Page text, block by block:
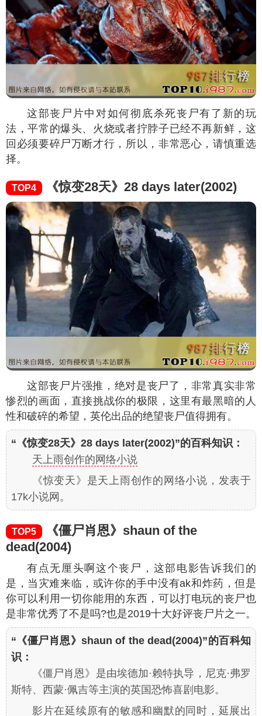
这部丧尸片中对如何彻底杀死丧尸有了新的玩
法，平常的爆头、火烧或者拧脖子已经不再新鲜，这
回必须要碎尸万断才行，所以，非常恶心，请慎重选
择。
TOP4 《惊变28天》28 days later(2002)
这部丧尸片强推，绝对是丧尸了，非常真实非常
惨烈的画面，直接挑战你的极限，这里有最黑暗的人
性和破碎的希望，英伦出品的绝望丧尸值得拥有。
“《惊变28天》28 days later(2002)”的百科知识：
天上雨创作的网络小说
《惊变天》是天上雨创作的网络小说，发表于
17k小说网。
TOP5
《僵尸肖恩》shaun of the
dead(2004)
有点无厘头啊这个丧尸，这部电影告诉我们的
是，当灾难来临，或许你的手中没有ak和炸药，但是
你可以利用一切你能用的东西，可以打电玩的丧尸也
是非常优秀了不是吗?也是2019十大好评丧尸片之一。
“《僵尸肖恩》shaun of the dead(2004)”的百科知
识：
《僵尸肖恩》是由埃德加·赖特执导，尼克·弗罗
斯特、西蒙·佩吉等主演的英国恐怖喜剧电影。
影片在延续原有的敏感和幽默的同时，延展出